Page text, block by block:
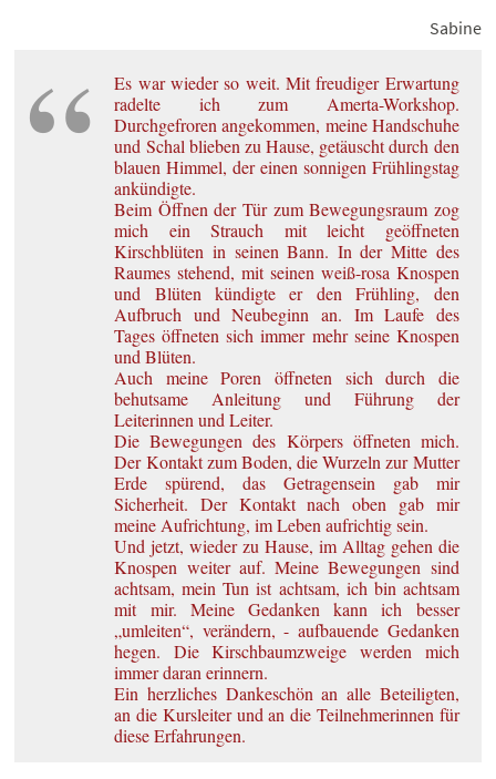
Sabine
Es war wieder so weit. Mit freudiger Erwartung
radelte ich zum Amerta-Workshop.
Durchgefroren angekommen, meine Handschuhe
und Schal blieben zu Hause, getäuscht durch den
blauen Himmel, der einen sonnigen Frühlingstag
ankündigte.
Beim Öffnen der Tür zum Bewegungsraum zog
mich ein Strauch mit leicht geöffneten
Kirschblüten in seinen Bann. In der Mitte des
Raumes stehend, mit seinen weiß-rosa Knospen
und Blüten kündigte er den Frühling, den
Aufbruch und Neubeginn an. Im Laufe des
Tages öffneten sich immer mehr seine Knospen
und Blüten.
Auch meine Poren öffneten sich durch die
behutsame Anleitung und Führung der
Leiterinnen und Leiter.
Die Bewegungen des Körpers öffneten mich.
Der Kontakt zum Boden, die Wurzeln zur Mutter
Erde spürend, das Getragensein gab mir
Sicherheit. Der Kontakt nach oben gab mir
meine Aufrichtung, im Leben aufrichtig sein.
Und jetzt, wieder zu Hause, im Alltag gehen die
Knospen weiter auf. Meine Bewegungen sind
achtsam, mein Tun ist achtsam, ich bin achtsam
mit mir. Meine Gedanken kann ich besser
„umleiten“, verändern, - aufbauende Gedanken
hegen. Die Kirschbaumzweige werden mich
immer daran erinnern.
Ein herzliches Dankeschön an alle Beteiligten,
an die Kursleiter und an die Teilnehmerinnen für
diese Erfahrungen.